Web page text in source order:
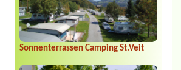
Sonnenterrassen Camping St.Veit